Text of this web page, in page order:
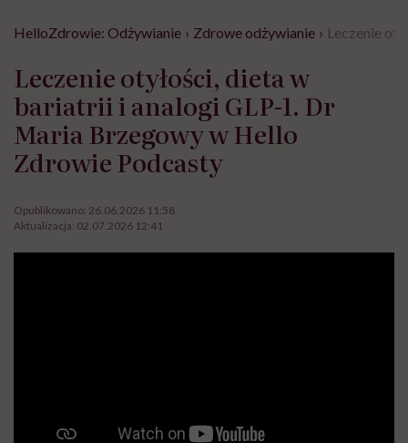
HelloZdrowie: Odżywianie › Zdrowe odżywianie › Leczenie
Leczenie otyłości, dieta w
bariatrii i analogi GLP-1. Dr
Maria Brzegowy w Hello
Zdrowie Podcasty
Opublikowano: 26.06.2026 11:58
Aktualizacja: 02.07.2026 12:41